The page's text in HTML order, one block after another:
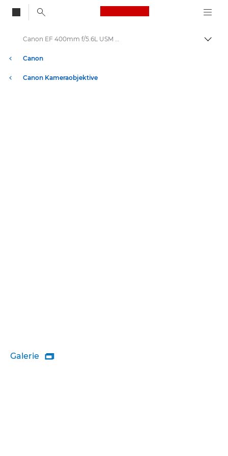
Canon Logo, back
Auf
Canon
Canon Kameraobjektive
Canon EF 400mm f/5.6L USM - Objektive – Kamera- & Foto-Objektive
Galerie 